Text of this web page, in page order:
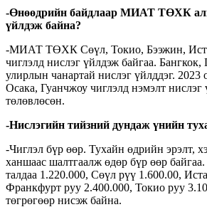
-Өнөөдрийн байдлаар МИАТ ТӨХК аль
үйлдэж байна?
-МИАТ ТӨХК Сөүл, Токио, Бээжин,
чиглэлд нислэг үйлдэж байгаа. Бангкок,
улирлын чанартай нислэг үйлддэг.
Осака, Гуанчжоу чиглэлд нэмэлт нислэг
төлөвлөсөн.
-Нислэгийн тийзний дундаж үнийн
-Чиглэл бүр өөр. Тухайн өдрийн эрэлт,
ханшаас шалтгаалж өдөр бүр өөр
талдаа 1.220.000, Сөүл рүү 1.600.00,
Франкфурт руу 2.400.000, Токио руу
төгрөгөөр нисэж байна.